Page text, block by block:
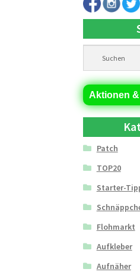
Aktionen
Patch
TOP20
Starter-
Flohmarkt
Aufkleber
Aufnäher